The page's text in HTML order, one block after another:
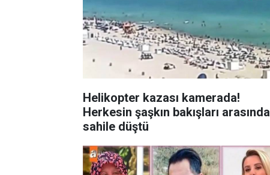
Helikopter kazası kamerada!
Herkesin şaşkın bakışları arasında
sahile düştü